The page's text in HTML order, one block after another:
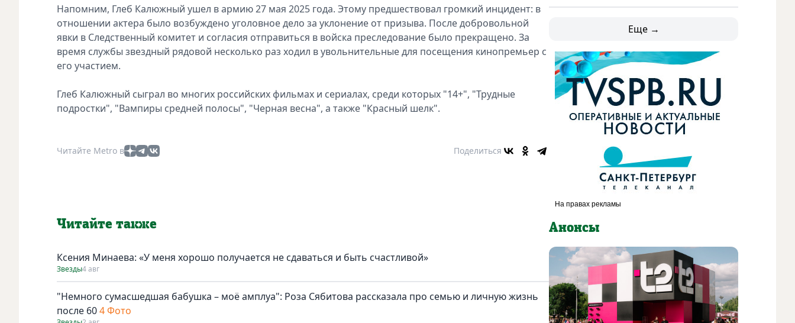
Напомним, Глеб Калюжный ушел в армию 27 мая 2025 года. Этому предшествовал громкий инцидент: в
отношении актера было возбуждено уголовное дело за уклонение от призыва. После добровольной
явки в Следственный комитет и согласия отправиться в войска преследование было прекращено. За
время службы звездный рядовой несколько раз ходил в увольнительные для посещения кинопремьер с
его участием.
Глеб Калюжный сыграл во многих российских фильмах и сериалах, среди которых "14+", "Трудные
подростки", "Вампиры средней полосы", "Черная весна", а также "Красный шелк".
Читайте Metro в Поделиться
Читайте также
Ксения Минаева: «У меня хорошо получается не сдаваться и быть счастливой»
Звезды4 авг
"Немного сумасшедшая бабушка – моё амплуа": Роза Сябитова рассказала про семью и личную жизнь
после 604 Фото
Еще →
Анонсы